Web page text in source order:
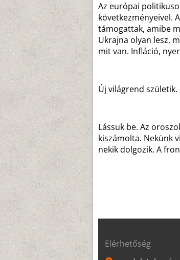
Az európai
következményeivel.
támogattak, amibe
Ukrajna olyan lesz,
mit van. Infláció,
Új világrend születik.
Lássuk be. Az
kiszámolta. Nekünk
nekik dolgozik. A
Elérhetőség